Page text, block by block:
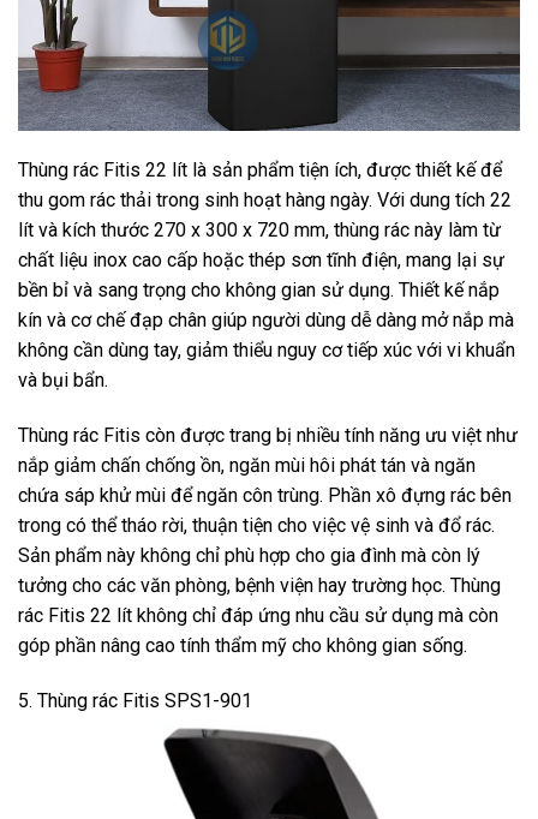
Thùng rác Fitis 22 lít là sản phẩm tiện ích, được thiết kế để
thu gom rác thải trong sinh hoạt hàng ngày. Với dung tích 22
lít và kích thước 270 x 300 x 720 mm, thùng rác này làm từ
chất liệu inox cao cấp hoặc thép sơn tĩnh điện, mang lại sự
bền bỉ và sang trọng cho không gian sử dụng. Thiết kế nắp
kín và cơ chế đạp chân giúp người dùng dễ dàng mở nắp mà
không cần dùng tay, giảm thiểu nguy cơ tiếp xúc với vi khuẩn
và bụi bẩn.
Thùng rác Fitis còn được trang bị nhiều tính năng ưu việt như
nắp giảm chấn chống ồn, ngăn mùi hôi phát tán và ngăn
chứa sáp khử mùi để ngăn côn trùng. Phần xô đựng rác bên
trong có thể tháo rời, thuận tiện cho việc vệ sinh và đổ rác.
Sản phẩm này không chỉ phù hợp cho gia đình mà còn lý
tưởng cho các văn phòng, bệnh viện hay trường học. Thùng
rác Fitis 22 lít không chỉ đáp ứng nhu cầu sử dụng mà còn
góp phần nâng cao tính thẩm mỹ cho không gian sống.
5. Thùng rác Fitis SPS1-901